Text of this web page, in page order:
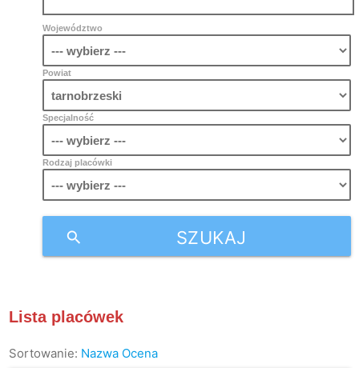
Województwo
Powiat
Specjalność
Rodzaj placówki
SZUKAJ
search
Lista placówek
Sortowanie: Nazwa Ocena